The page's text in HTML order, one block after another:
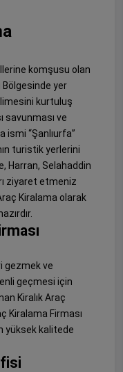
komşusu olan
Bölgesinde yer
kurtuluş
savunması ve
“Şanlıurfa”
turistik yerlerini
Harran, Selahaddin
ziyaret etmeniz
Kiralama olarak
gezmek ve
geçmesi için
Kiralık Araç
Kiralama Firması
yüksek kalitede